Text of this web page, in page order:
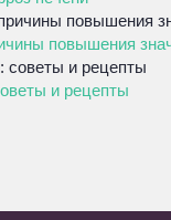
повышения
и рецепты